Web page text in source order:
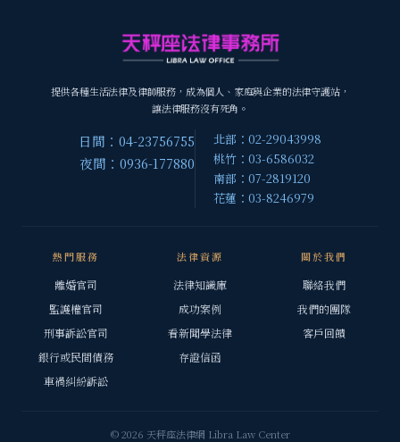
提供各種生活法律及律師服務，成為個人、家庭與企業的法律守護站，
讓法律服務沒有死角。
日間：04-23756755
夜間：0936-177880
北部：02-29043998
桃竹：03-6586032
南部：07-2819120
花蓮：03-8246979
熱門服務
離婚官司
監護權官司
刑事訴訟官司
銀行或民間債務
車禍糾紛訴訟
法律資源
法律知識庫
成功案例
看新聞學法律
存證信函
關於我們
聯絡我們
我們的團隊
客戶回饋
© 2026 天秤座法律網 Libra Law Center